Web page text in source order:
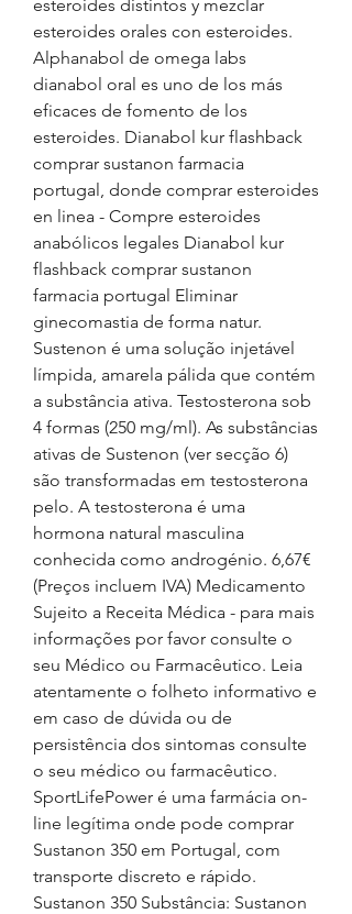
esteroides distintos y mezclar
esteroides orales con esteroides.
Alphanabol de omega labs
dianabol oral es uno de los más
eficaces de fomento de los
esteroides. Dianabol kur flashback
comprar sustanon farmacia
portugal, donde comprar esteroides
en linea - Compre esteroides
anabólicos legales Dianabol kur
flashback comprar sustanon
farmacia portugal Eliminar
ginecomastia de forma natur.
Sustenon é uma solução injetável
límpida, amarela pálida que contém
a substância ativa. Testosterona sob
4 formas (250 mg/ml). As substâncias
ativas de Sustenon (ver secção 6)
são transformadas em testosterona
pelo. A testosterona é uma
hormona natural masculina
conhecida como androgénio. 6,67€
(Preços incluem IVA) Medicamento
Sujeito a Receita Médica - para mais
informações por favor consulte o
seu Médico ou Farmacêutico. Leia
atentamente o folheto informativo e
em caso de dúvida ou de
persistência dos sintomas consulte
o seu médico ou farmacêutico.
SportLifePower é uma farmácia on-
line legítima onde pode comprar
Sustanon 350 em Portugal, com
transporte discreto e rápido.
Sustanon 350 Substância: Sustanon